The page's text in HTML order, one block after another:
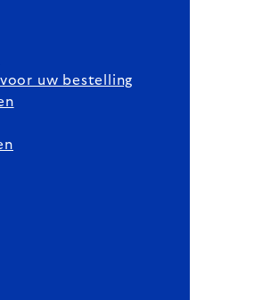
uw bestelling